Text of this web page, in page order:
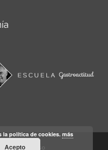
de Uso
la política de cookies.más
Acepto